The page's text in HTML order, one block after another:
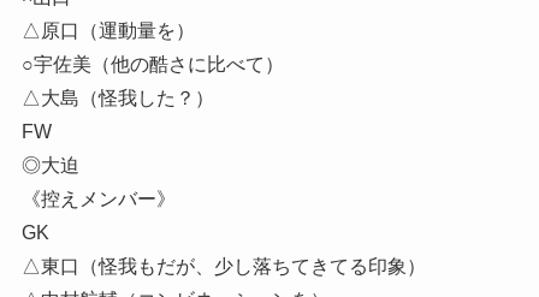
△原口（運動量を）
○宇佐美（他の酷さに比べて）
△大島（怪我した？）
FW
◎大迫
《控えメンバー》
GK
△東口（怪我もだが、少し落ちてきてる印象）